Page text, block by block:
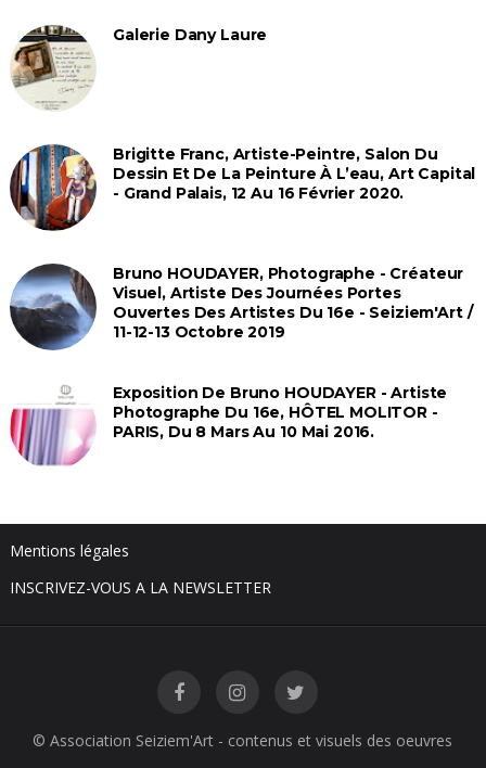
Galerie Dany Laure
Brigitte Franc, Artiste-Peintre, Salon Du
Dessin Et De La Peinture À L’eau, Art Capital
- Grand Palais, 12 Au 16 Février 2020.
Bruno HOUDAYER, Photographe - Créateur
Visuel, Artiste Des Journées Portes
Ouvertes Des Artistes Du 16e - Seiziem'Art /
11-12-13 Octobre 2019
Exposition De Bruno HOUDAYER - Artiste
Photographe Du 16e, HÔTEL MOLITOR -
PARIS, Du 8 Mars Au 10 Mai 2016.
Mentions légales
INSCRIVEZ-VOUS A LA NEWSLETTER
© Association Seiziem'Art - contenus et visuels des oeuvres